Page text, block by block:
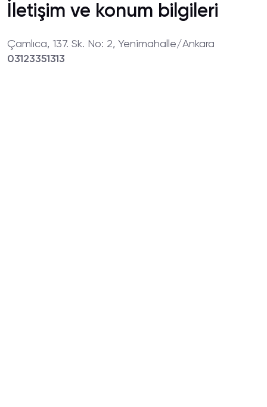
İletişim ve konum bilgileri
Çamlıca, 137. Sk. No: 2, Yenimahalle/Ankara
03123351313